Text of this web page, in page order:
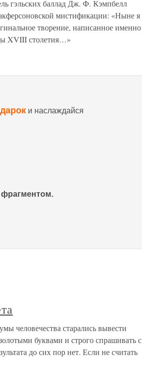
гэльских баллад Дж. Ф. Кэмпбелл
мистификации: «Ныне я
творение, написанное именно
XVIII столетия…»
и наслаждайся
фрагментом.
человечества старались вывести
буквами и строго спрашивать с
до сих пор нет. Если не считать